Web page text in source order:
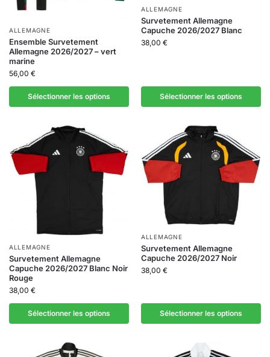
ALLEMAGNE
Ensemble Survetement
Allemagne 2026/2027 – vert
marine
56,00 €
Sélectionner les options
ALLEMAGNE
Survetement Allemagne
Capuche 2026/2027 Blanc
38,00 €
Sélectionner les options
ALLEMAGNE
Survetement Allemagne
Capuche 2026/2027 Blanc Noir
Rouge
38,00 €
Sélectionner les options
ALLEMAGNE
Survetement Allemagne
Capuche 2026/2027 Noir
38,00 €
Sélectionner les options